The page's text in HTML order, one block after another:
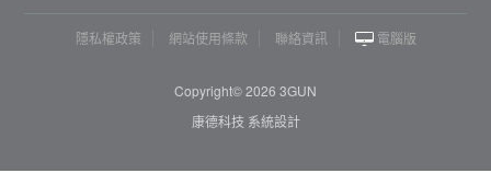
隱私權政策 網站使用條款 聯絡資訊 電腦版
Copyright© 2026 3GUN
康德科技 系統設計